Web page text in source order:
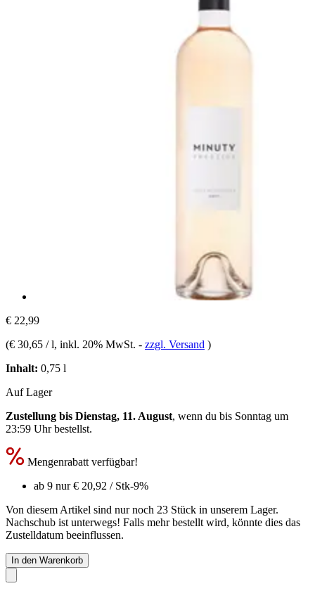
€ 22,99
(€ 30,65 / l, inkl. 20% MwSt. - zzgl. Versand )
Inhalt: 0,75 l
Auf Lager
Zustellung bis Dienstag, 11. August, wenn du bis Sonntag um
23:59 Uhrbestellst.
Mengenrabatt verfügbar!
ab 9 nur€ 20,92 / Stk-9%
Von diesem Artikel sind nur noch 23 Stück in unserem Lager.
Nachschub ist unterwegs! Falls mehr bestellt wird, könnte dies das
Zustelldatum beeinflussen.
In den Warenkorb